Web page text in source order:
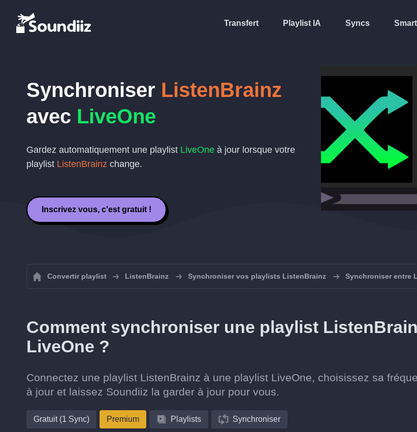
Transfert Playlist IA Syncs
Synchroniser ListenBrainz
avec LiveOne
Gardez automatiquement une playlist LiveOne à jour lorsque votre
playlist ListenBrainz change.
Inscrivez vous, c'est gratuit !
Convertir playlist ListenBrainz Synchroniser vos playlists ListenBrainz Synchroniser entre
Comment synchroniser une playlist
LiveOne ?
Connectez une playlist ListenBrainz à une playlist LiveOne, choisissez sa
à jour et laissez Soundiiz la garder à jour pour vous.
Gratuit (1 Sync) Premium Playlists Synchroniser